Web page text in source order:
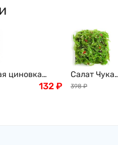
циновка
132₽
Салат Чука
398 ₽